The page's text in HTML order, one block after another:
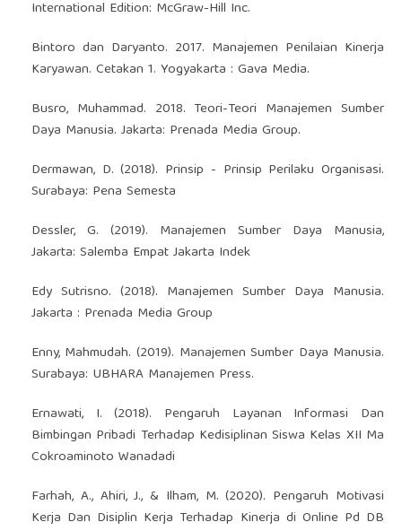
International Edition: McGraw-Hill Inc.
Bintoro dan Daryanto. 2017. Manajemen Penilaian Kinerja
Karyawan. Cetakan 1. Yogyakarta : Gava Media.
Busro, Muhammad. 2018. Teori-Teori Manajemen Sumber
Daya Manusia. Jakarta: Prenada Media Group.
Dermawan, D. (2018). Prinsip - Prinsip Perilaku Organisasi.
Surabaya: Pena Semesta
Dessler, G. (2019). Manajemen Sumber Daya Manusia,
Jakarta: Salemba Empat Jakarta Indek
Edy Sutrisno. (2018). Manajemen Sumber Daya Manusia.
Jakarta : Prenada Media Group
Enny, Mahmudah. (2019). Manajemen Sumber Daya Manusia.
Surabaya: UBHARA Manajemen Press.
Ernawati, I. (2018). Pengaruh Layanan Informasi Dan
Bimbingan Pribadi Terhadap Kedisiplinan Siswa Kelas XII Ma
Cokroaminoto Wanadadi
Farhah, A., Ahiri, J., & Ilham, M. (2020). Pengaruh Motivasi
Kerja Dan Disiplin Kerja Terhadap Kinerja di Online Pd DB